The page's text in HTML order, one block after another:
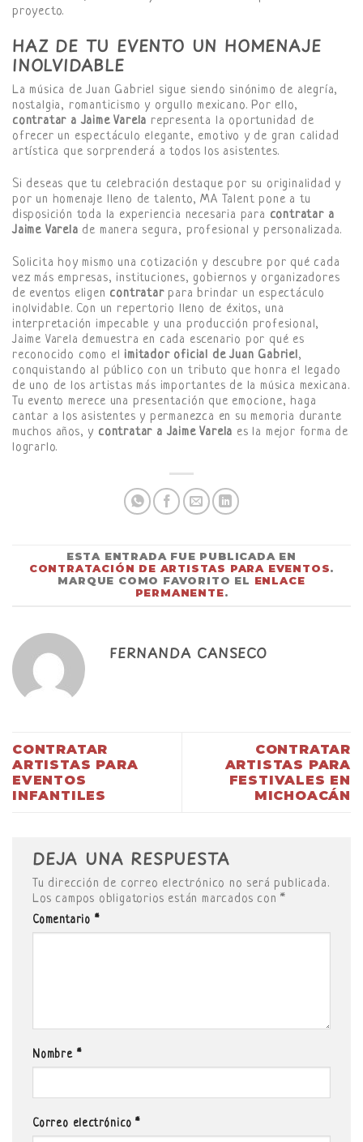
proyecto.
HAZ DE TU EVENTO UN HOMENAJE
INOLVIDABLE
La música de Juan Gabriel sigue siendo sinónimo de alegría,
nostalgia, romanticismo y orgullo mexicano. Por ello,
contratar a Jaime Varela representa la oportunidad de
ofrecer un espectáculo elegante, emotivo y de gran calidad
artística que sorprenderá a todos los asistentes.
Si deseas que tu celebración destaque por su originalidad y
por un homenaje lleno de talento, MA Talent pone a tu
disposición toda la experiencia necesaria para contratar a
Jaime Varela de manera segura, profesional y personalizada.
Solicita hoy mismo una cotización y descubre por qué cada
vez más empresas, instituciones, gobiernos y organizadores
de eventos eligen contratarpara brindar un espectáculo
inolvidable. Con un repertorio lleno de éxitos, una
interpretación impecable y una producción profesional,
Jaime Varela demuestra en cada escenario por qué es
reconocido como el imitador oficial de Juan Gabriel,
conquistando al público con un tributo que honra el legado
de uno de los artistas más importantes de la música mexicana.
Tu evento merece una presentación que emocione, haga
cantar a los asistentes y permanezca en su memoria durante
muchos años, y contratar a Jaime Varela es la mejor forma de
lograrlo.
ESTA ENTRADA FUE PUBLICADA EN
CONTRATACIÓN DE ARTISTAS PARA EVENTOS.
MARQUE COMO FAVORITO EL ENLACE
PERMANENTE.
FERNANDA CANSECO
CONTRATAR
ARTISTAS PARA
EVENTOS
INFANTILES
CONTRATAR
ARTISTAS PARA
FESTIVALES EN
MICHOACÁN
DEJA UNA RESPUESTA
Tu dirección de correo electrónico no será publicada.
Los campos obligatorios están marcados con*
Comentario *
Nombre *
Correo electrónico*